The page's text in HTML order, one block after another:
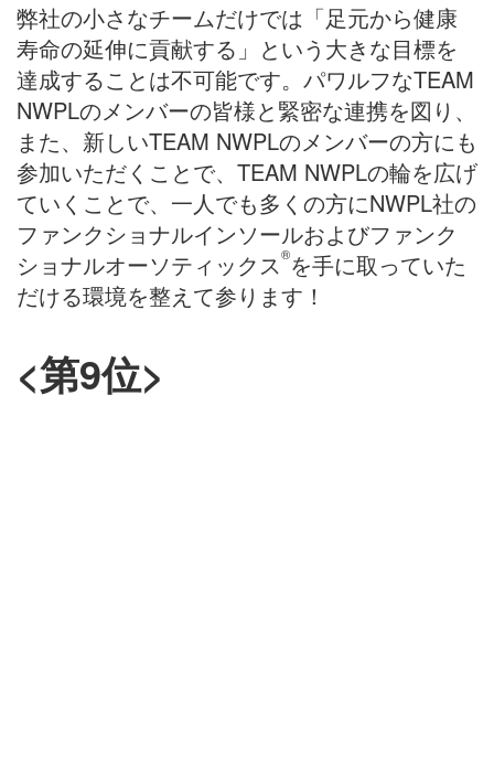
弊社の小さなチームだけでは「足元から健康
寿命の延伸に貢献する」という大きな目標を
達成することは不可能です。パワルフなTEAM
NWPLのメンバーの皆様と緊密な連携を図り、
また、新しいTEAM NWPLのメンバーの方にも
参加いただくことで、TEAM NWPLの輪を広げ
ていくことで、一人でも多くの方にNWPL社の
ファンクショナルインソールおよびファンク
ショナルオーソティックス®を手に取っていた
だける環境を整えて参ります！
<第9位>